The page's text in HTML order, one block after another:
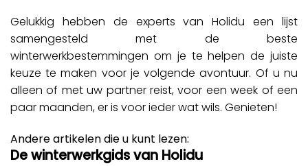
Gelukkig hebben de experts van Holidu een lijst
samengesteld met de beste
winterwerkbestemmingen om je te helpen de juiste
keuze te maken voor je volgende avontuur. Of u nu
alleen of met uw partner reist, voor een week of een
paar maanden, er is voor ieder wat wils. Genieten!
Andere artikelen die u kunt lezen:
De winterwerkgids van Holidu